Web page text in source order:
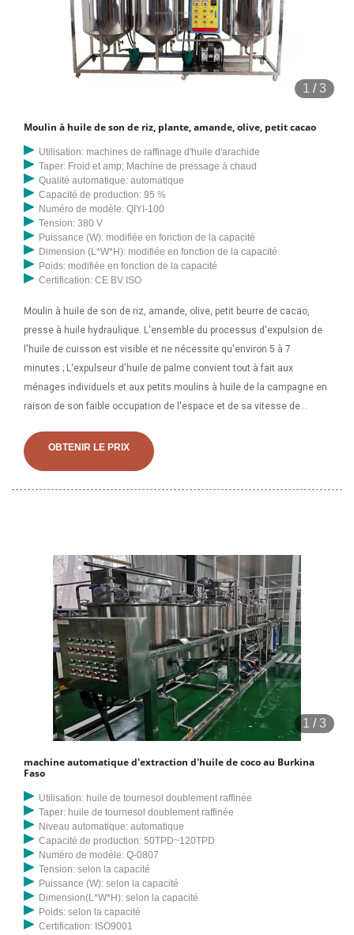
1 /3
Moulin à huile de son de riz, plante, amande, olive, petit cacao
Utilisation: machines de raffinage d'huile d'arachide
Taper: Froid et amp; Machine de pressage à chaud
Qualité automatique: automatique
Capacité de production: 95 %
Numéro de modèle: QIYI-100
Tension: 380 V
Puissance (W): modifiée en fonction de la capacité
Dimension (L*W*H): modifiée en fonction de la capacité
Poids: modifiée en fonction de la capacité
Certification: CE BV ISO
Moulin à huile de son de riz, amande, olive, petit beurre de cacao,
presse à huile hydraulique. L'ensemble du processus d'expulsion de
l'huile de cuisson est visible et ne nécessite qu'environ 5 à 7
minutes ; L'expulseur d'huile de palme convient tout à fait aux
ménages individuels et aux petits moulins à huile de la campagne en
raison de son faible occupation de l'espace et de sa vitesse de
et les cerneaux de noix. machine à huile de son de riz Burkina Faso |
fournisseur de presse à huile. Coeur de riz. Rice-O a commencé la
pour le pays était importé d'un autre
OBTENIR LE PRIX
1 /3
machine automatique d'extraction d'huile de coco au Burkina
Faso
Utilisation: huile de tournesol doublement raffinée
Taper: huile de tournesol doublement raffinée
Niveau automatique: automatique
Capacité de production: 50TPD~120TPD
Numéro de modèle: Q-0807
Tension: selon la capacité
Puissance (W): selon la capacité
Dimension(L*W*H): selon la capacité
Poids: selon la capacité
Certification: ISO9001